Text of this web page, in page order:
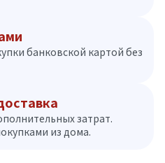
банковской картой без
затрат.
из дома.